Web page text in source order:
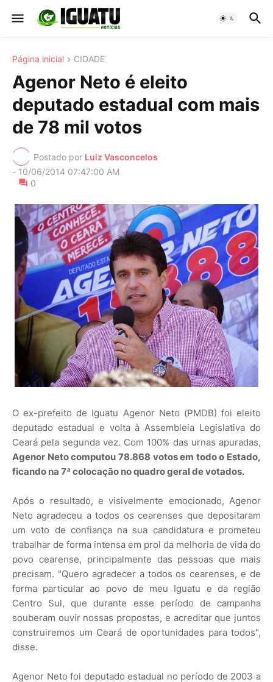
Página inicial CIDADE
Agenor Neto é eleito
deputado estadual com mais
de 78 mil votos
Postado por Luiz Vasconcelos
- 10/06/2014 07:47:00 AM
0
O ex-prefeito de Iguatu Agenor Neto (PMDB) foi eleito
deputado estadual e volta à Assembleia Legislativa do
Ceará pela segunda vez. Com 100% das urnas apuradas,
Agenor Neto computou 78.868 votos em todo o Estado,
ficando na 7ª colocação no quadro geral de votados.
Após o resultado, e visivelmente emocionado, Agenor
Neto agradeceu a todos os cearenses que depositaram
um voto de confiança na sua candidatura e prometeu
trabalhar de forma intensa em prol da melhoria de vida do
povo cearense, principalmente das pessoas que mais
precisam. "Quero agradecer a todos os cearenses, e de
forma particular ao povo de meu Iguatu e da região
Centro Sul, que durante esse período de campanha
souberam ouvir nossas propostas, e acreditar que juntos
construiremos um Ceará de oportunidades para todos",
disse.
Agenor Neto foi deputado estadual no período de 2003 a